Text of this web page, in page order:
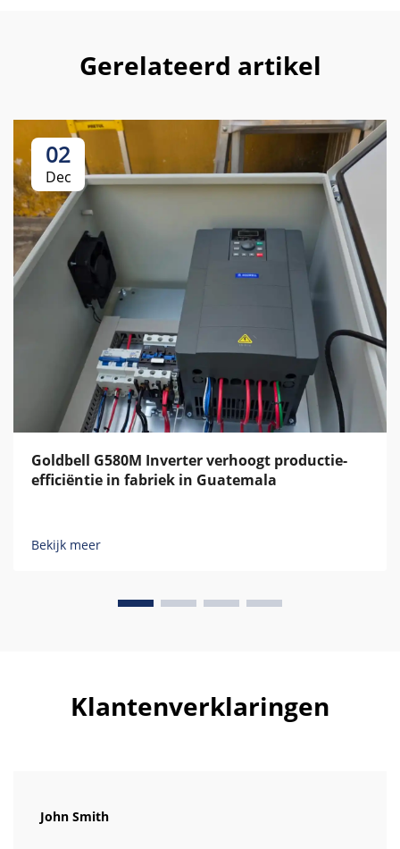
Gerelateerd artikel
02
Dec
Goldbell G580M Inverter verhoogt productie-
efficiëntie in fabriek in Guatemala
Bekijk meer
Klantenverklaringen
John Smith